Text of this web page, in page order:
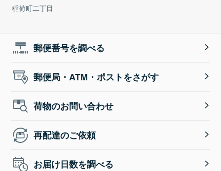
稲荷町二丁目
郵便番号を調べる
郵便局・ATM・ポストをさがす
荷物のお問い合わせ
再配達のご依頼
お届け日数を調べる